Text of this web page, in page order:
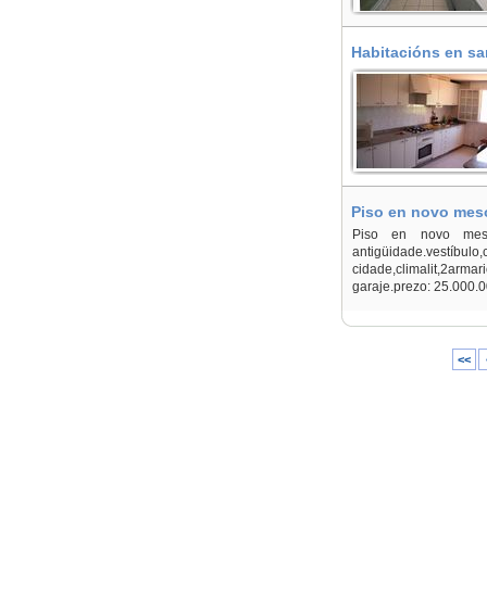
Habitacións en
Piso en novo
Piso en novo
garaje.prezo:
<<